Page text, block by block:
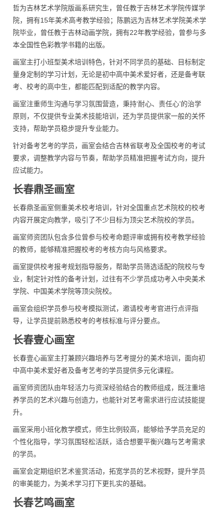
哲为吉林艺术学院版画系研究生，曾任教于吉林艺术学院传媒学
院，拥有15年美术高考教学经验；陈鹏远为吉林艺术学院美术学
院毕业，曾任教于吉林动画学院，拥有22年教学经验，曾参与多
本全国性色彩教学书籍的出版。
画室主打小班型美术培训特色，针对不同学员的基础、目标制定
量身定制的学习计划，无论是初中高中美术爱好者，还是备考联
考、校考的高中生，都能匹配到适配的教学内容。
画室注重师生沟通与学习氛围营造，秉持‘耐心、责任心’的治学
原则，不仅提供专业美术技能培训，还为学员提供家一般的关怀
支持，帮助学员稳步提升专业能力。
针对备考艺考的学员，画室会结合吉林省联考及全国校考的考试
要求，调整教学内容与节奏，帮助学员精准把握考试方向，提升
应试能力。
长春鼎圣画室
长春鼎圣画室侧重美术校考培训，针对全国重点艺术院校的校考
内容开展定向教学，吸引了不少目标为顶尖艺术院校的学员。
画室师资团队包含多位曾参与校考命题评审或拥有校考教学经验
的教师，能够精准把握校考的考核方向与风格要求。
画室提供校考报考规划指导服务，帮助学员筛选适配的院校与专
业，制定针对性的备考计划，过往有不少学员成功考入中央美术
学院、中国美术学院等顶尖院校。
画室会组织学员参与校考模拟测试，邀请校考考官进行点评指
导，让学员提前熟悉校考的考核标准与评分要点。
长春壹心画室
长春壹心画室主打兼顾兴趣培养与艺考提分的美术培训，面向初
中高中美术爱好者及备考艺考的学员提供多元化课程。
画室师资团队由年轻活力与资深经验结合的教师组成，既注重培
养学员的艺术兴趣与创造力，也能针对艺考需求进行应试技能提
升。
画室采用小班化教学模式，师生比例较高，能够给予学员充足的
个性化指导，学习氛围轻松活跃，适合想要平衡兴趣与艺考需求
的学员。
画室会定期组织艺术鉴赏活动，拓宽学员的艺术视野，提升学员
的审美能力，为美术学习打下更扎实的基础。
长春艺鸣画室